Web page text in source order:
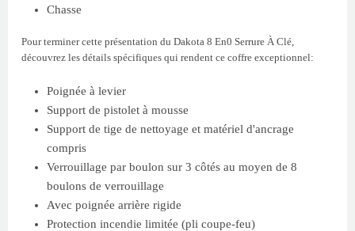
Chasse
Pour terminer cette présentation du Dakota 8 En0 Serrure À Clé,
découvrez les détails spécifiques qui rendent ce coffre exceptionnel:
Poignée à levier
Support de pistolet à mousse
Support de tige de nettoyage et matériel d'ancrage
compris
Verrouillage par boulon sur 3 côtés au moyen de 8
boulons de verrouillage
Avec poignée arrière rigide
Protection incendie limitée (pli coupe-feu)